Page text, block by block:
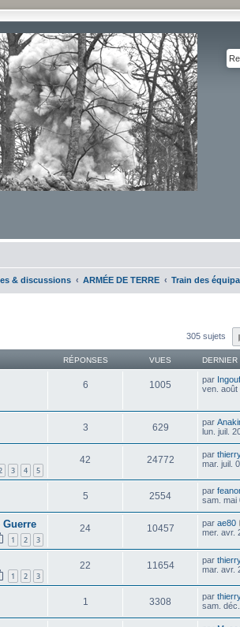
& discussions ARMÉE DE TERRE Train des
305 sujets
RÉPONSES VUES
6 1005 par Ingouf
ven. août
3 629 par
lun. juil.
3 4 5
42 24772 par
mar. juil.
5 2554 par
sam. mai
1 2 3
24 10457 par ae80
mer. avr.
1 2 3
22 11654 par
mar. avr.
1 3308 par
sam.